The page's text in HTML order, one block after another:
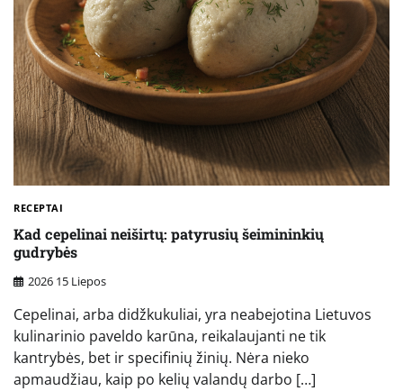
RECEPTAI
Kad cepelinai neiširtų: patyrusių šeimininkių
gudrybės
2026 15 Liepos
Cepelinai, arba didžkukuliai, yra neabejotina Lietuvos
kulinarinio paveldo karūna, reikalaujanti ne tik
kantrybės, bet ir specifinių žinių. Nėra nieko
apmaudžiau, kaip po kelių valandų darbo […]